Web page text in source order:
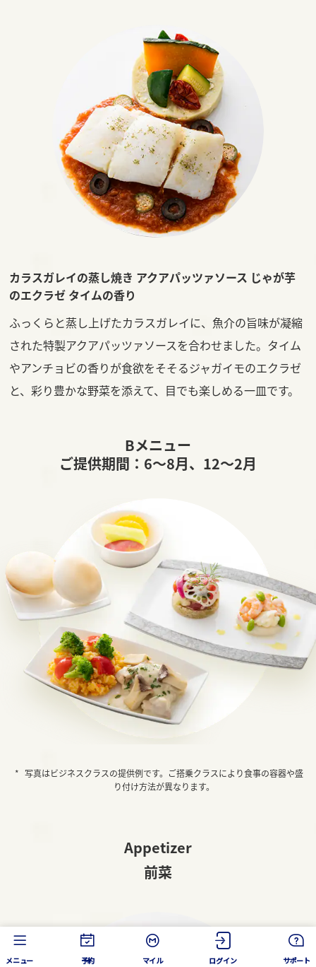
カラスガレイの蒸し焼き アクアパッツァソース じゃが芋
のエクラゼ タイムの香り
ふっくらと蒸し上げたカラスガレイに、魚介の旨味が凝縮
された特製アクアパッツァソースを合わせました。タイム
やアンチョビの香りが食欲をそそるジャガイモのエクラゼ
と、彩り豊かな野菜を添えて、目でも楽しめる一皿です。
Bメニュー
ご提供期間：6～8月、12～2月
写真はビジネスクラスの提供例です。ご搭乗クラスにより食事の容器や盛
り付け方法が異なります。
Appetizer
前菜
メニュー 予約 マイル ログイン サポート